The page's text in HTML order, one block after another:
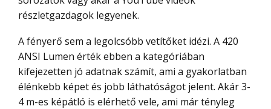
részletgazdagok legyenek.
A fényerő sem a legolcsóbb vetítőket idézi. A 420
ANSI Lumen érték ebben a kategóriában
kifejezetten jó adatnak számít, ami a gyakorlatban
élénkebb képet és jobb láthatóságot jelent. Akár 3-
4 m-es képátló is elérhető vele, ami már tényleg